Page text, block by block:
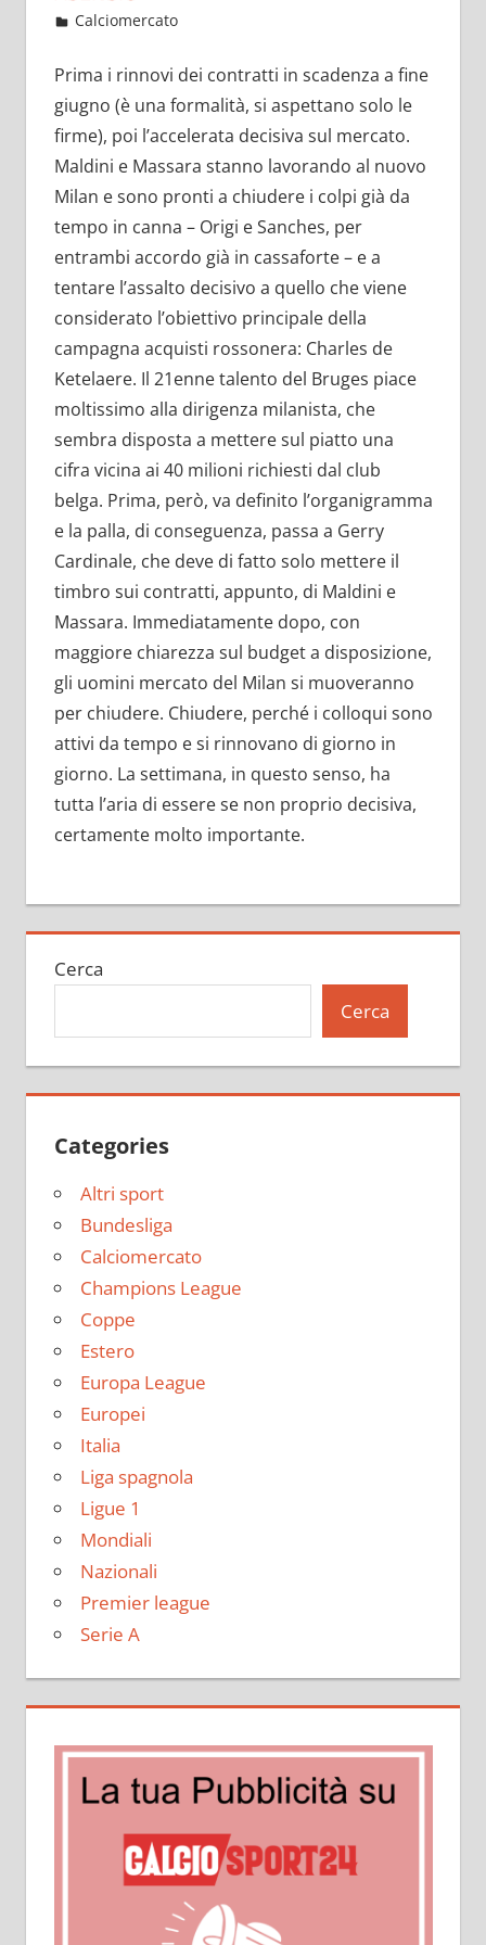
Giugno 13, 2022
admin
Calciomercato
Prima i rinnovi dei contratti in scadenza a fine
giugno (è una formalità, si aspettano solo le
firme), poi l’accelerata decisiva sul mercato.
Maldini e Massara stanno lavorando al nuovo
Milan e sono pronti a chiudere i colpi già da
tempo in canna – Origi e Sanches, per
entrambi accordo già in cassaforte – e a
tentare l’assalto decisivo a quello che viene
considerato l’obiettivo principale della
campagna acquisti rossonera: Charles de
Ketelaere. Il 21enne talento del Bruges piace
moltissimo alla dirigenza milanista, che
sembra disposta a mettere sul piatto una
cifra vicina ai 40 milioni richiesti dal club
belga. Prima, però, va definito l’organigramma
e la palla, di conseguenza, passa a Gerry
Cardinale, che deve di fatto solo mettere il
timbro sui contratti, appunto, di Maldini e
Massara. Immediatamente dopo, con
maggiore chiarezza sul budget a disposizione,
gli uomini mercato del Milan si muoveranno
per chiudere. Chiudere, perché i colloqui sono
attivi da tempo e si rinnovano di giorno in
giorno. La settimana, in questo senso, ha
tutta l’aria di essere se non proprio decisiva,
certamente molto importante.
Cerca
Cerca
Categories
Altri sport
Bundesliga
Calciomercato
Champions League
Coppe
Estero
Europa League
Europei
Italia
Liga spagnola
Ligue 1
Mondiali
Nazionali
Premier league
Serie A